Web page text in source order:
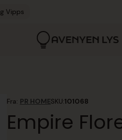
Vipps
Fra: PR HOMESKU:101068
Empire